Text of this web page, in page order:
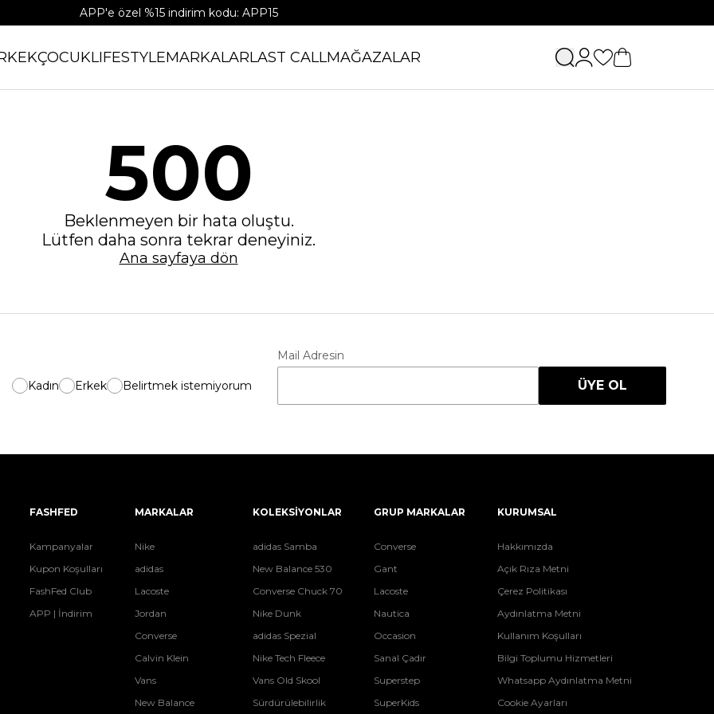
APP'e özel %15 indirim kodu: APP15
ÇOCUKLIFESTYLEMARKALARLAST CALLMAĞAZALAR
500
Beklenmeyen bir hata oluştu.
Lütfen daha sonra tekrar deneyiniz.
Ana sayfaya dön
Kadın Erkek Belirtmek istemiyorum
Mail Adresin
ÜYE OL
FASHFED
Kampanyalar
Kupon Koşulları
FashFed Club
APP | İndirim
MARKALAR
Nike
adidas
Lacoste
Jordan
Converse
Calvin Klein
Vans
New Balance
KOLEKSİYONLAR
adidas Samba
New Balance 530
Converse Chuck 70
Nike Dunk
adidas Spezial
Nike Tech Fleece
Vans Old Skool
Sürdürülebilirlik
GRUP MARKALAR
Converse
Gant
Lacoste
Nautica
Occasion
Sanal Çadır
Superstep
SuperKids
KURUMSAL
Hakkımızda
Açık Rıza Metni
Çerez Politikası
Aydınlatma Metni
Kullanım Koşulları
Bilgi Toplumu Hizmetleri
Whatsapp Aydınlatma Metni
Cookie Ayarları